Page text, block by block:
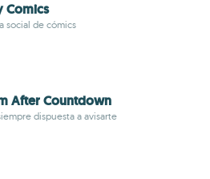
Comics
social de cómics
After Countdown
dispuesta a avisarte